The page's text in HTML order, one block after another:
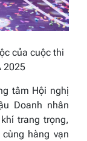
của cuộc thi
2025
tâm Hội nghị
Doanh nhân
trang trọng,
hàng vạn